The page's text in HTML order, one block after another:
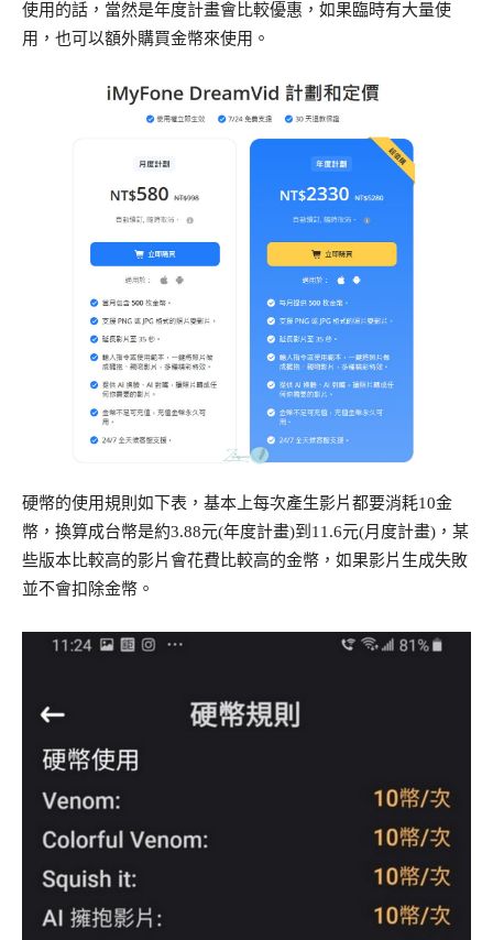
使用的話，當然是年度計畫會比較優惠，如果臨時有大量使
用，也可以額外購買金幣來使用。
硬幣的使用規則如下表，基本上每次產生影片都要消耗10金
幣，換算成台幣是約3.88元(年度計畫)到11.6元(月度計畫)，某
些版本比較高的影片會花費比較高的金幣，如果影片生成失敗
並不會扣除金幣。